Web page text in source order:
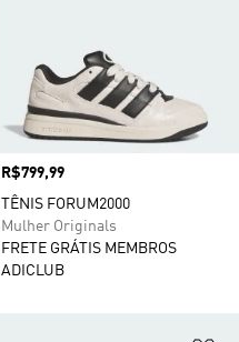
Preço
R$799,99
TÊNIS FORUM2000
Mulher Originals
FRETE GRÁTIS MEMBROS
ADICLUB